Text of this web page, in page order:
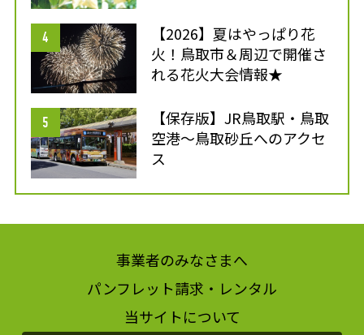
【2026】夏はやっぱり花
火！鳥取市＆周辺で開催さ
れる花火大会情報★
【保存版】JR鳥取駅・鳥取
空港～鳥取砂丘へのアクセ
ス
事業者のみなさまへ
パンフレット請求・レンタル
当サイトについて